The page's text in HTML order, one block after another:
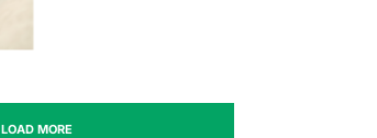
LOAD MORE